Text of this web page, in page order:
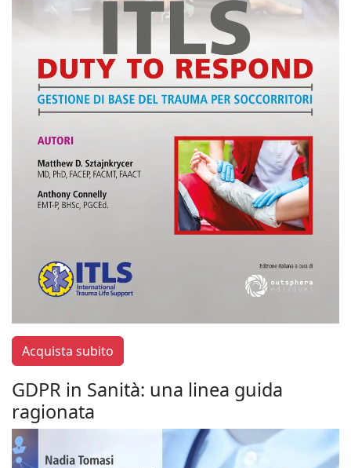
Acquista subito
GDPR in Sanità: una linea guida
ragionata